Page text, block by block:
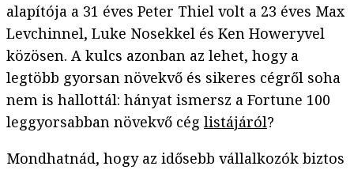
alapítója a 31 éves Peter Thiel volt a 23 éves Max
Levchinnel, Luke Nosekkel és Ken Howeryvel
közösen. A kulcs azonban az lehet, hogy a
legtöbb gyorsan növekvő és sikeres cégről soha
nem is hallottál: hányat ismersz a Fortune 100
leggyorsabban növekvő cég listájáról?
Mondhatnád, hogy az idősebb vállalkozók biztos